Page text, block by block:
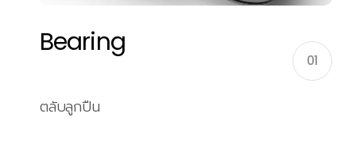
Bearing
01
ตลับลูกปืน